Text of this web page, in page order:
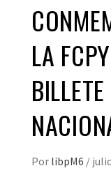
LA
Por libpM6 /